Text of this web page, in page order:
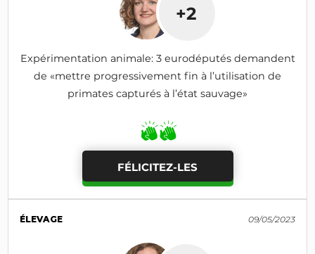
+2
Expérimentation animale: 3 eurodéputés demandent
de «mettre progressivement fin à l’utilisation de
primates capturés à l’état sauvage»
FÉLICITEZ-LES
ÉLEVAGE 09/05/2023